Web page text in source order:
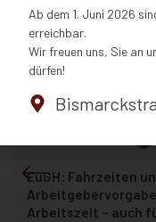
EuGH: Fahrzeiten
Arbeitszeit – auch
Ab dem 1. Juni 2026
erreichbar.
Wir freuen uns, Sie an
dürfen!